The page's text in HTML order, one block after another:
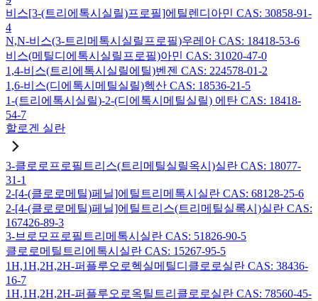
비스[3-(트리에톡시실릴)프로필]에틸렌디아민 CAS: 30858-91-
4
N,N-비스(3-트리메톡시실릴프로필)우레아 CAS: 18418-53-6
비스(메틸디에톡시실릴프로필)아민 CAS: 31020-47-0
1,4-비스(트리에톡시실릴에틸)벤젠 CAS: 224578-01-2
1,6-비스(디에톡시메틸실릴)헥산 CAS: 18536-21-5
1-(트리에톡시실릴)-2-(디에톡시메틸실릴) 에탄 CAS: 18418-
54-7
할로겐 실란
3-클로로프로필트리스(트리메틸실릴옥시)실란 CAS: 18077-
31-1
2-[4-(클로로메틸)페닐]에틸트리메톡시실란 CAS: 68128-25-6
2-[4-(클로로메틸)페닐]에틸트리스(트리메틸실록시)실란 CAS:
167426-89-3
3-브로모프로필트리메톡시실란 CAS: 51826-90-5
클로로메틸트리에톡시실란 CAS: 15267-95-5
1H,1H,2H,2H-퍼플루오로헥실메틸디클로로실란 CAS: 38436-
16-7
1H,1H,2H,2H-퍼플루오로옥틸트리클로로실란 CAS: 78560-45-